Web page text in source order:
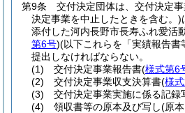
第9条
交付決定団体は、交付決定
決定事業を中止したときを含む。)
添付した河内長野市長寿ふれ愛活
第6号)(以下これらを「実績報告書
提出しなければならない。
(1)
交付決定事業報告書(様式第6
(2)
交付決定事業収支決算書(様
(3)
交付決定事業実施に係る記録
(4)
領収書等の原本及び写し(原